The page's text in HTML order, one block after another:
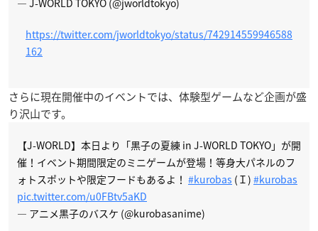
https://twitter.com/jworldtokyo/status/742914559946588
162
さらに現在開催中のイベントでは、体験型ゲームなど企画が盛
り沢山です。
【J-WORLD】本日より「黒子の夏練 in J-WORLD TOKYO」が開
催！イベント期間限定のミニゲームが登場！等身大パネルのフ
ォトスポットや限定フードもあるよ！ #kurobas (Ｉ) #kurobas
pic.twitter.com/u0FBtv5aKD
— アニメ黒子のバスケ (@kurobasanime)